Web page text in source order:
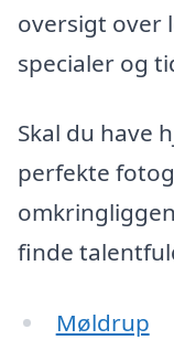
oversigt over
specialer og
Skal du have
perfekte
finde
Møldrup